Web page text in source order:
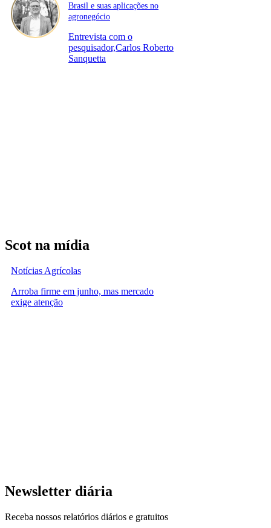
Brasil e suas aplicações no
agronegócio
Entrevista com o
pesquisador,Carlos Roberto
Sanquetta
Scot na mídia
Notícias Agrícolas
Arroba firme em junho, mas mercado
exige atenção
Newsletter diária
Receba nossos relatórios diários e gratuitos